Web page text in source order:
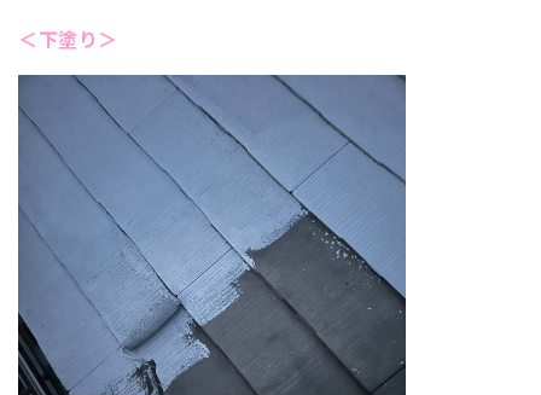
＜下塗り＞